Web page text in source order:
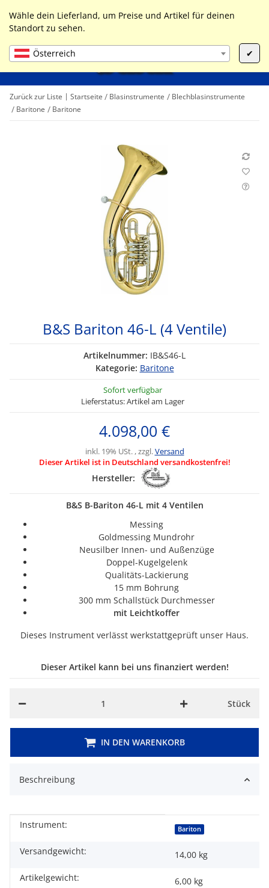
Wähle dein Lieferland, um Preise und Artikel für deinen
Standort zu sehen.
Österreich ✔
Liste ist leer
Zurück zur Liste Startseite Blasinstrumente
Blechblasinstrumente
Baritone
Baritone
B&S Bariton 46-L (4 Ventile)
Artikelnummer: IB&S46-L
Kategorie: Baritone
Sofort verfügbar
Lieferstatus: Artikel am Lager
4.098,00 €
inkl. 19% USt. , zzgl.Versand
Dieser Artikel ist in Deutschland versandkostenfrei!
Hersteller:
B&S B-Bariton 46-L mit 4 Ventilen
Messing
Goldmessing Mundrohr
Neusilber Innen- und Außenzüge
Doppel-Kugelgelenk
Qualitäts-Lackierung
15 mm Bohrung
300 mm Schallstück Durchmesser
mit Leichtkoffer
Dieses Instrument verlässt werkstattgeprüft unser Haus.
Dieser Artikel kann bei uns finanziert werden!
Stück
IN DEN WARENKORB
Beschreibung
Produkteigenschaft
Wert
Instrument: Bariton
Versandgewicht:
14,00 kg
Artikelgewicht:
6,00 kg